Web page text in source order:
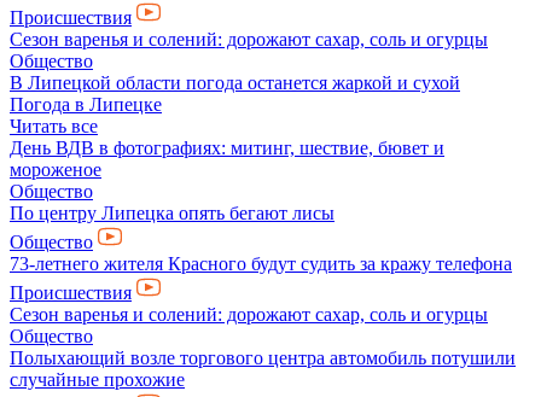
Происшествия
Сезон варенья и солений: дорожают сахар, соль и огурцы
Общество
В Липецкой области погода останется жаркой и сухой
Погода в Липецке
Читать все
День ВДВ в фотографиях: митинг, шествие, бювет и
мороженое
Общество
По центру Липецка опять бегают лисы
Общество
73-летнего жителя Красного будут судить за кражу телефона
Происшествия
Сезон варенья и солений: дорожают сахар, соль и огурцы
Общество
Полыхающий возле торгового центра автомобиль потушили
случайные прохожие